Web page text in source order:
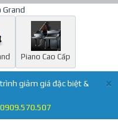
Grand
Piano Cao Cấp
×
giảm giá đặc biệt &
0909.570.507